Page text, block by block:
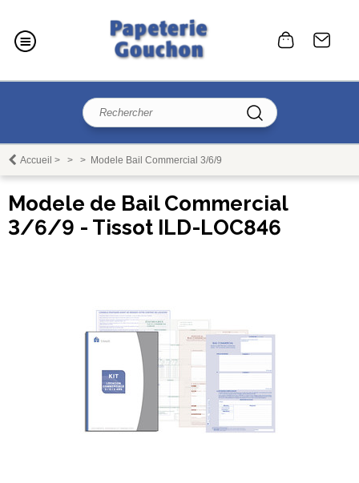
Accueil > > > Modele Bail Commercial 3/6/9
Modele de Bail Commercial
3/6/9 - Tissot ILD-LOC846